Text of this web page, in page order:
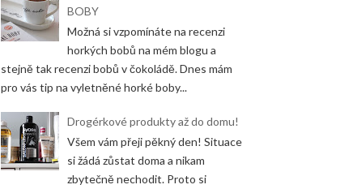
BOBY
Možná si vzpomínáte na recenzi
horkých bobů na mém blogu a
stejně tak recenzi bobů v čokoládě. Dnes mám
pro vás tip na vyletněné horké boby...
Drogérkové produkty až do domu!
Všem vám přeji pěkný den! Situace
si žádá zůstat doma a nikam
zbytečně nechodit. Proto si